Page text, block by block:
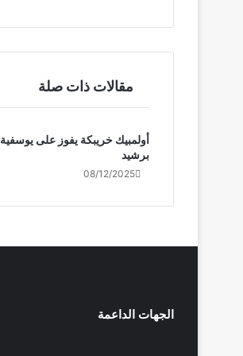
مقالات ذات صلة
أولمبيك خريبكة يفوز على يوسفية
برشيد
08/12/2025
الجهات الداعمة